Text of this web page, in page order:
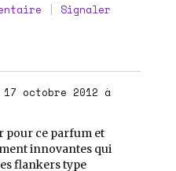
| Signaler
octobre 2012 à
pour ce parfum et
innovantes qui
flankers type